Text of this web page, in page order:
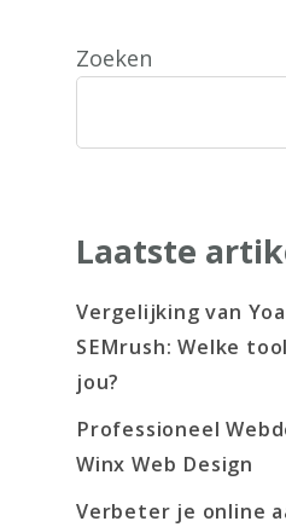
Zoeken
Laatste
Vergelijking van
SEMrush: Welke
jou?
Professioneel
Winx Web Design
Verbeter je online